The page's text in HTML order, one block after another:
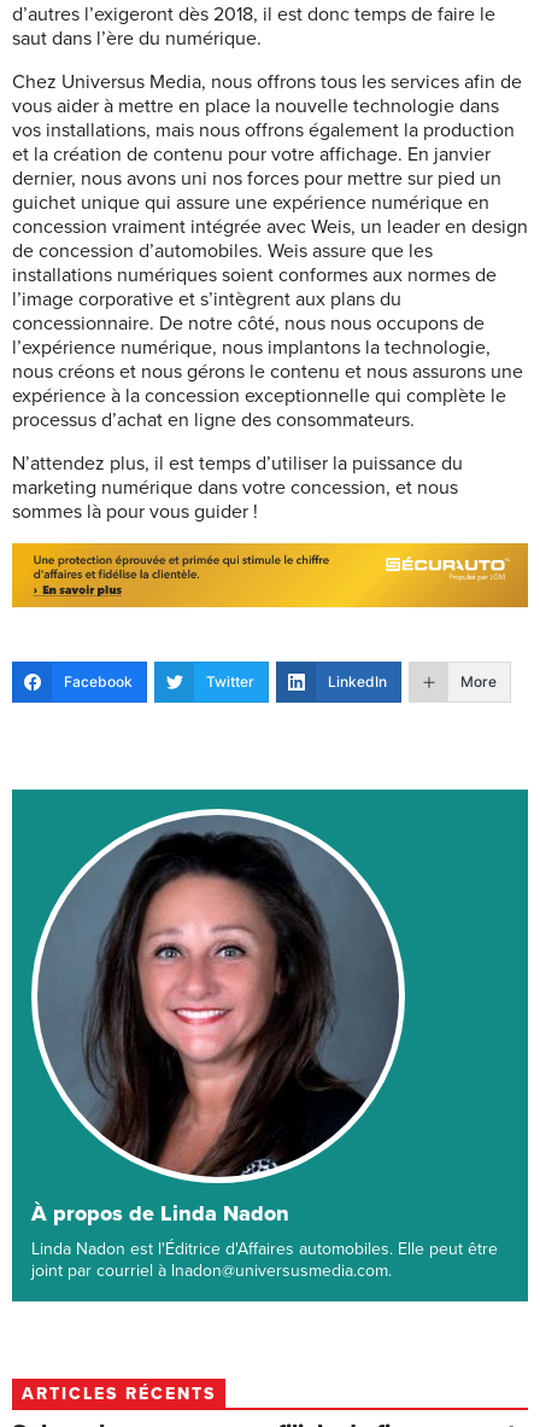
d’autres l’exigeront dès 2018, il est donc temps de faire le
saut dans l’ère du numérique.
Chez Universus Media, nous offrons tous les services afin de
vous aider à mettre en place la nouvelle technologie dans
vos installations, mais nous offrons également la production
et la création de contenu pour votre affichage. En janvier
dernier, nous avons uni nos forces pour mettre sur pied un
guichet unique qui assure une expérience numérique en
concession vraiment intégrée avec Weis, un leader en design
de concession d’automobiles. Weis assure que les
installations numériques soient conformes aux normes de
l’image corporative et s’intègrent aux plans du
concessionnaire. De notre côté, nous nous occupons de
l’expérience numérique, nous implantons la technologie,
nous créons et nous gérons le contenu et nous assurons une
expérience à la concession exceptionnelle qui complète le
processus d’achat en ligne des consommateurs.
N’attendez plus, il est temps d’utiliser la puissance du
marketing numérique dans votre concession, et nous
sommes là pour vous guider !
Facebook Twitter LinkedIn More
À propos de Linda Nadon
Linda Nadon est l'Éditrice d'Affaires automobiles. Elle peut être
joint par courriel à lnadon@universusmedia.com.
ARTICLES RÉCENTS